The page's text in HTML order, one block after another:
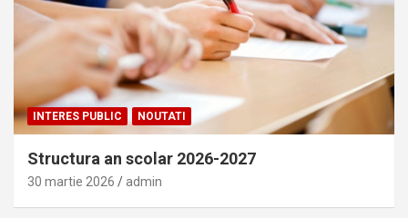
INTERES PUBLIC NOUTATI
Structura an scolar 2026-2027
30 martie 2026 admin